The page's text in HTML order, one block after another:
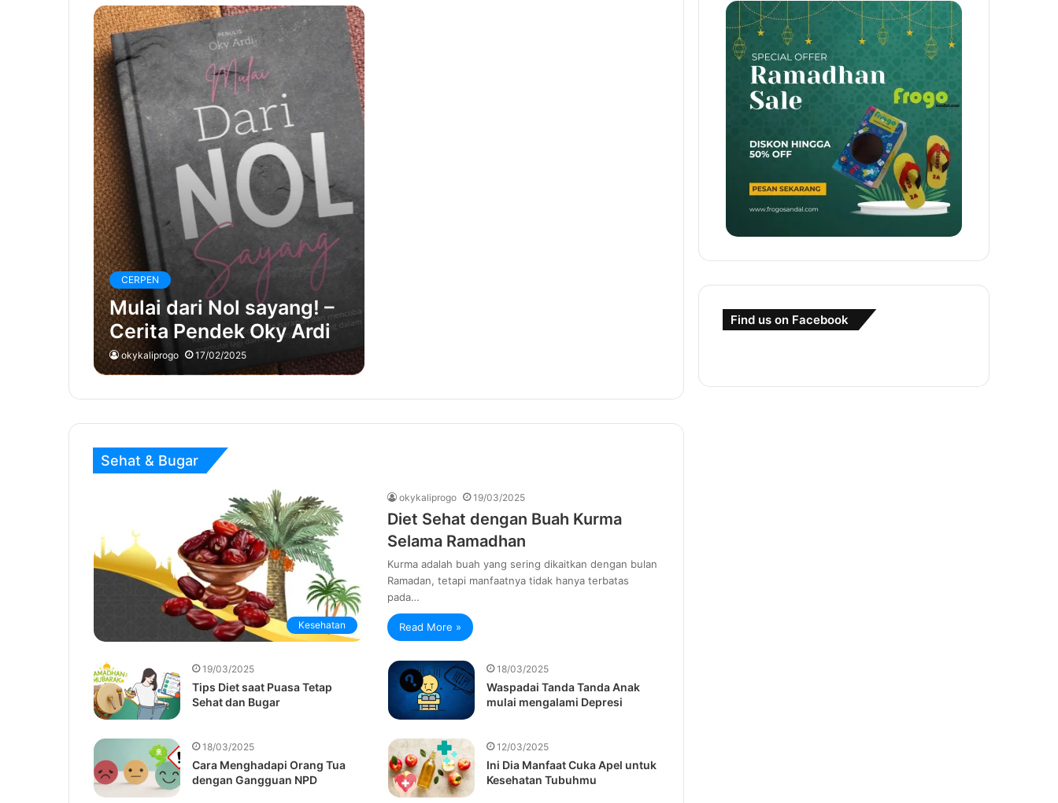
CERPEN
Mulai dari Nol sayang! –
Cerita Pendek Oky Ardi
okykaliprogo 17/02/2025
Sehat & Bugar
Kesehatan
okykaliprogo 19/03/2025
Diet Sehat dengan Buah Kurma
Selama Ramadhan
Kurma adalah buah yang sering dikaitkan dengan bulan
Ramadan, tetapi manfaatnya tidak hanya terbatas
pada…
Read More »
19/03/2025
Tips Diet saat Puasa Tetap
Sehat dan Bugar
18/03/2025
Waspadai Tanda Tanda Anak
mulai mengalami Depresi
18/03/2025
Cara Menghadapi Orang Tua
dengan Gangguan NPD
12/03/2025
Ini Dia Manfaat Cuka Apel untuk
Kesehatan Tubuhmu
Find us on Facebook